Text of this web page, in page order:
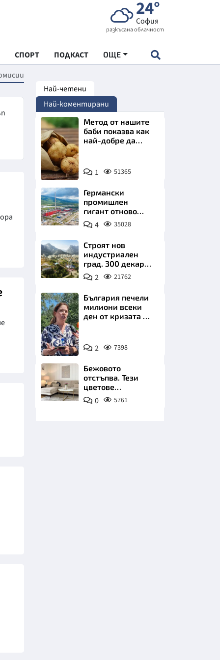
24°
София
разкъсана облачност
СПОРТ ПОДКАСТ ОЩЕ
"ЧУДЕСАТА НА БЪЛГАРИЯ"
ХРАНА
ИКОНОМИКА
Най-четени
Най-коментирани
Снимка:
Пиксабей
Метод от нашите
баби показва как
най-добре да
1 51365
Германски
промишлен
гигант отново
позлатява наш
град
4 35028
Строят нов
индустриален
град. 300 декара
чакат златни
заводи
2 21762
Снимка:
БТА
България печели
милиони всеки
ден от кризата по
2 7398
Бежовото
отстъпва. Тези
цветове
превземат
всекидневната
0 5761